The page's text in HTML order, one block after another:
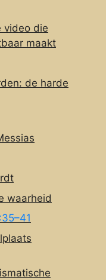
video die
maakt
de harde
waarheid